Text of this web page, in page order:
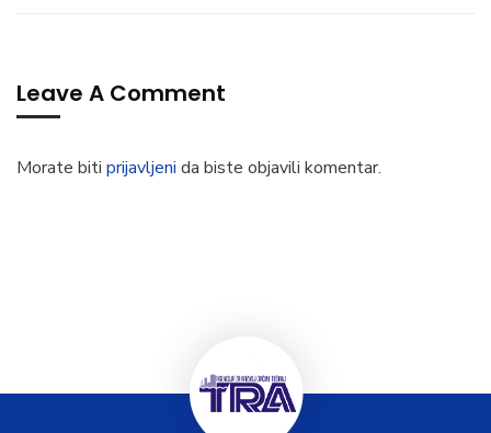
Leave A Comment
Morate biti prijavljeni da biste objavili komentar.